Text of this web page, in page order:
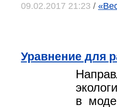
09.02.2017 21:23 /
Уравнение для
в